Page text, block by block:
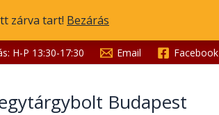
zárva tart! Bezárás
H-P 13:30-17:30 Email Facebook
Budapest